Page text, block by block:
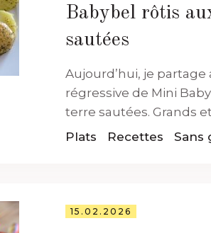
Babybel rôtis
sautées
Aujourd’hui, je
régressive de Mini
terre sautées. Grands et
Plats
Recettes Sans
15.02.2026